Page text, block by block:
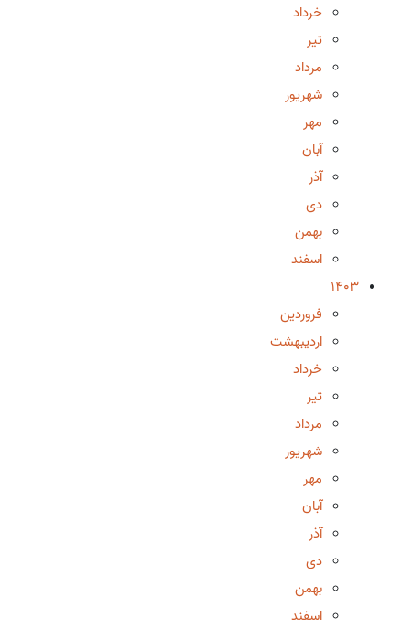
خرداد
تیر
مرداد
شهریور
مهر
آبان
آذر
دی
بهمن
اسفند
1403
فروردین
اردیبهشت
خرداد
تیر
مرداد
شهریور
مهر
آبان
آذر
دی
بهمن
اسفند